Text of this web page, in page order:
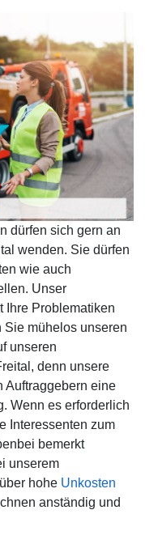
dürfen sich gern an
wenden. Sie dürfen
wie auch
Unser
Ihre Problematiken
Sie mühelos unseren
unseren
denn unsere
Auftraggebern eine
Wenn es erforderlich
Interessenten zum
bemerkt
unserem
hohe Unkosten
anständig und